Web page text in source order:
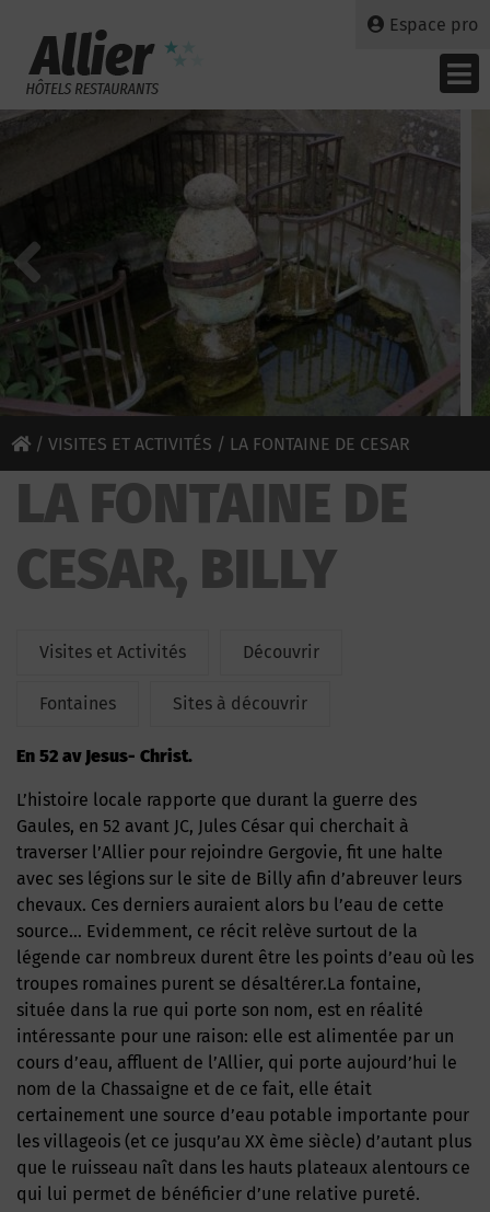
Espace pro
/ VISITES ET ACTIVITÉS / LA FONTAINE DE CESAR
LA FONTAINE DE
CESAR, BILLY
Visites et Activités Découvrir
Fontaines Sites à découvrir
En 52 av Jesus- Christ.
L’histoire locale rapporte que durant la guerre des
Gaules, en 52 avant JC, Jules César qui cherchait à
traverser l’Allier pour rejoindre Gergovie, fit une halte
avec ses légions sur le site de Billy afin d’abreuver leurs
chevaux. Ces derniers auraient alors bu l’eau de cette
source… Evidemment, ce récit relève surtout de la
légende car nombreux durent être les points d’eau où les
troupes romaines purent se désaltérer.La fontaine,
située dans la rue qui porte son nom, est en réalité
intéressante pour une raison: elle est alimentée par un
cours d’eau, affluent de l’Allier, qui porte aujourd’hui le
nom de la Chassaigne et de ce fait, elle était
certainement une source d’eau potable importante pour
les villageois (et ce jusqu’au XX ème siècle) d’autant plus
que le ruisseau naît dans les hauts plateaux alentours ce
qui lui permet de bénéficier d’une relative pureté.